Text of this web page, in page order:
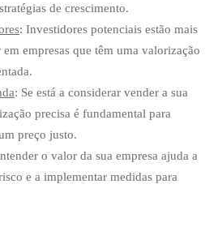
de crescimento.
: Investidores potenciais estão mais
empresas que têm uma valorização
: Se está a considerar vender a sua
precisa é fundamental para
preço justo.
o valor da sua empresa ajuda a
e a implementar medidas para